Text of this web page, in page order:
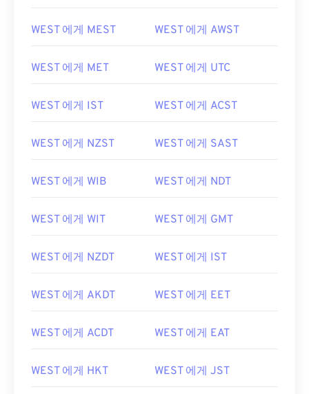
WEST 에게 MEST WEST 에게 AWST
WEST 에게 MET WEST 에게 UTC
WEST 에게 IST WEST 에게 ACST
WEST 에게 NZST WEST 에게 SAST
WEST 에게 WIB WEST 에게 NDT
WEST 에게 WIT WEST 에게 GMT
WEST 에게 NZDT WEST 에게 IST
WEST 에게 AKDT WEST 에게 EET
WEST 에게 ACDT WEST 에게 EAT
WEST 에게 HKT WEST 에게 JST